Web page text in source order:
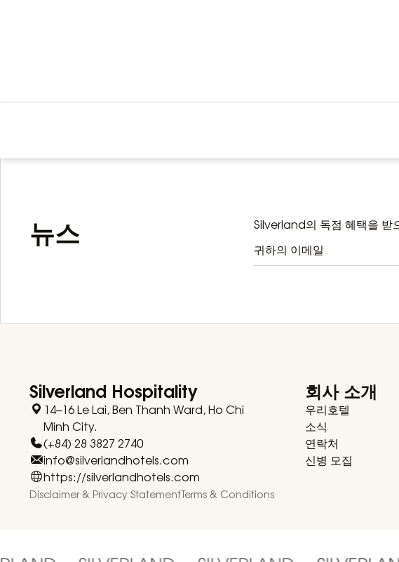
뉴스
Silverland의 독점 혜택을 받
Silverland Hospitality
14–16 Le Lai, Ben Thanh Ward, Ho Chi
Minh City.
(+84) 28 3827 2740
info@silverlandhotels.com
https://silverlandhotels.com
회사 소개
우리호텔
소식
연락처
신병 모집
Disclaimer & Privacy StatementTerms & Conditions